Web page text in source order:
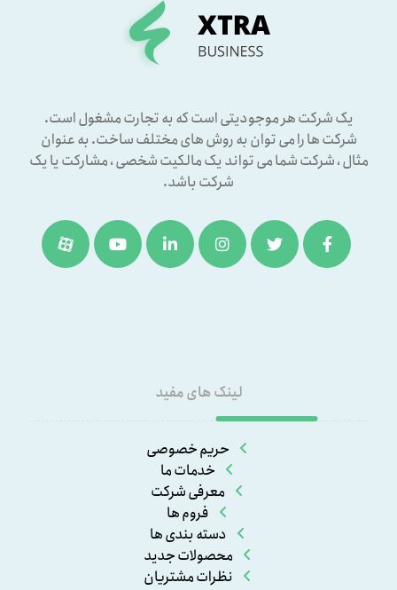
یک شرکت هر موجودیتی است که به تجارت مشغول است.
شرکت ها را می توان به روش های مختلف ساخت. به عنوان
مثال ، شرکت شما می تواند یک مالکیت شخصی ، مشارکت یا یک
شرکت باشد.
لینک های مفید
حریم خصوصی
خدمات ما
معرفی شرکت
فروم ها
دسته بندی ها
محصولات جدید
نظرات مشتریان